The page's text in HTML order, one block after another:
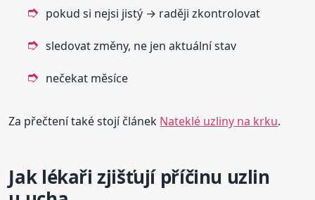
pokud si nejsi jistý → raději zkontrolovat
sledovat změny, ne jen aktuální stav
nečekat měsíce
Za přečtení také stojí článek Nateklé uzliny na krku.
Jak lékaři zjišťují příčinu uzlin